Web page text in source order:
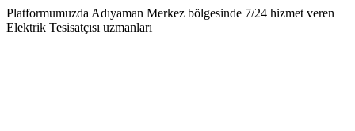
Platformumuzda Adıyaman Merkez bölgesinde 7/24 hizmet veren
Elektrik Tesisatçısı uzmanları